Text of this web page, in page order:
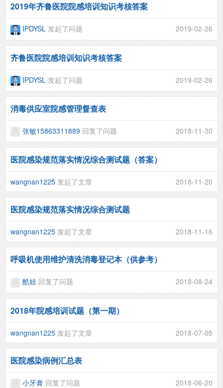
2019年齐鲁医院院感培训知识考核答案
IPDYSL 发起了问题 2019-02-26
齐鲁医院院感培训知识考核答案
IPDYSL 发起了问题 2019-02-26
消毒供应室院感管理督查表
张敏15863311889 回复了问题 2018-11-30
医院感染规范落实情况综合测试题（答案）
wangnan1225 发起了文章 2018-11-20
医院感染规范落实情况综合测试题
wangnan1225 发起了文章 2018-11-16
呼吸机使用维护清洗消毒登记本（供参考）
酷娃 回复了问题 2018-08-24
2018年院感培训试题（第一期）
wangnan1225 发起了文章 2018-07-05
医院感染病例汇总表
小牙膏 回复了问题 2018-06-20